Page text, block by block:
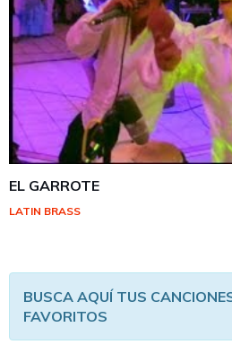
EL GARROTE
LATIN BRASS
BUSCA AQUÍ TUS
FAVORITOS